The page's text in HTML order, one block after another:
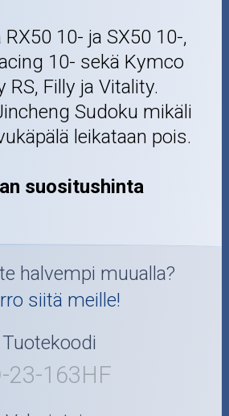
RX50 10- ja SX50 10-,
10- sekä Kymco
RS, Filly ja Vitality.
Sudoku mikäli
leikataan pois.
suositushinta
halvempi muualla?
siitä meille!
Tuotekoodi
23-163HF